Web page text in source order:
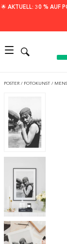
🌟 AKTUELL: 30 % AUF
POSTER / FOTOKUNST /